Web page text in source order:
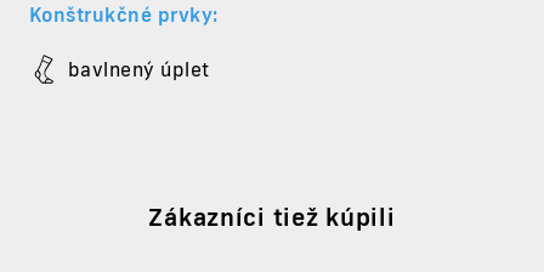
Konštrukčné prvky:
bavlnený úplet
Zákazníci tiež kúpili